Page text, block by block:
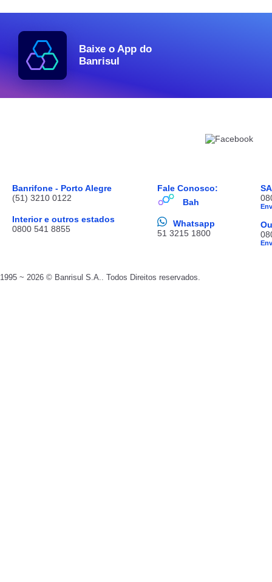
Baixe o App do
Banrisul
Banrifone - Porto Alegre
(51) 3210 0122
Interior e outros estados
0800 541 8855
Fale Conosco:
Bah
Whatsapp
51 3215 1800
1995 ~ 2026 © Banrisul S.A.. Todos Direitos reservados.